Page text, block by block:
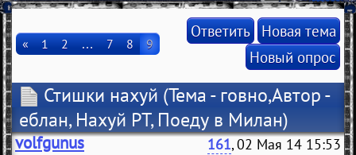
« 1 2 … 7 8 9
Ответить Новая тема
Новый опрос
Стишки нахуй (Тема - говно,Автор -
еблан, Нахуй РТ, Поеду в Милан)
volfgunus 161, 02 Мая 14 15:53